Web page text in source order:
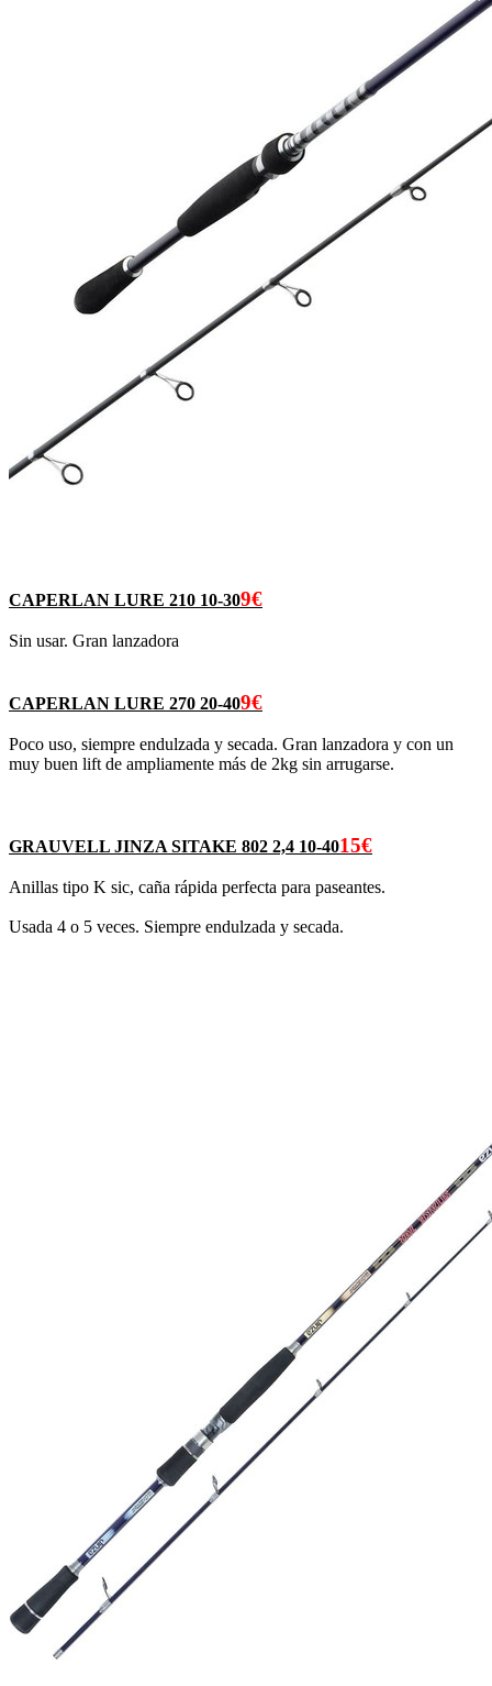
CAPERLAN LURE 210 10-309€
Sin usar. Gran lanzadora
CAPERLAN LURE 270 20-409€
Poco uso, siempre endulzada y secada. Gran lanzadora y con un
muy buen lift de ampliamente más de 2kg sin arrugarse.
GRAUVELL JINZA SITAKE 802 2,4 10-4015€
Anillas tipo K sic, caña rápida perfecta para paseantes.
Usada 4 o 5 veces. Siempre endulzada y secada.